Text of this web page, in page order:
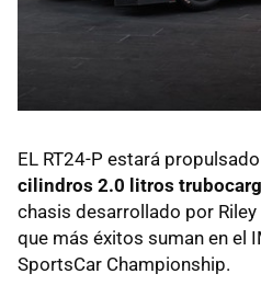
EL RT24-P estará
cilindros 2.0 litros
chasis desarrollado por
que más éxitos suman en el
SportsCar Championship.